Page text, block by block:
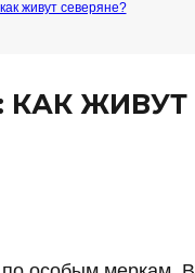
живут северяне?
ЖИВУТ